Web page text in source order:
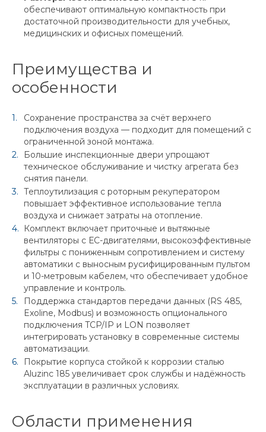
обеспечивают оптимальную компактность при
достаточной производительности для учебных,
медицинских и офисных помещений.
Преимущества и
особенности
Сохранение пространства за счёт верхнего
подключения воздуха — подходит для помещений с
ограниченной зоной монтажа.
Большие инспекционные двери упрощают
техническое обслуживание и чистку агрегата без
снятия панели.
Теплоутилизация с роторным рекуператором
повышает эффективное использование тепла
воздуха и снижает затраты на отопление.
Комплект включает приточные и вытяжные
вентиляторы с ЕС-двигателями, высокоэффективные
фильтры с пониженным сопротивлением и систему
автоматики с выносным русифицированным пультом
и 10-метровым кабелем, что обеспечивает удобное
управление и контроль.
Поддержка стандартов передачи данных (RS 485,
Exoline, Modbus) и возможность опционального
подключения TCP/IP и LON позволяет
интегрировать установку в современные системы
автоматизации.
Покрытие корпуса стойкой к коррозии сталью
Aluzinc 185 увеличивает срок службы и надёжность
эксплуатации в различных условиях.
Области применения